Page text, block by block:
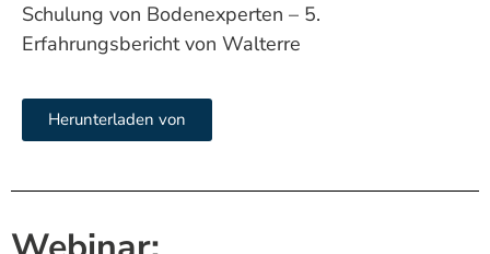
Schulung von Bodenexperten – 5.
Erfahrungsbericht von Walterre
Herunterladen von